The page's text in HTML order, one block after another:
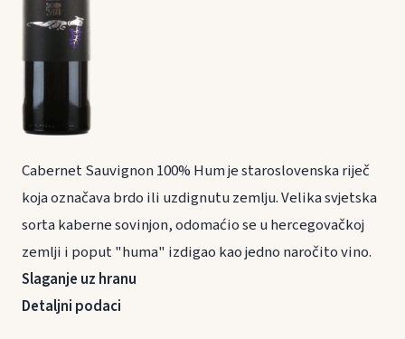
Cabernet Sauvignon 100% Hum je staroslovenska riječ
koja označava brdo ili uzdignutu zemlju. Velika svjetska
sorta kaberne sovinjon, odomaćio se u hercegovačkoj
zemlji i poput "huma" izdigao kao jedno naročito vino.
Slaganje uz hranu
Detaljni podaci